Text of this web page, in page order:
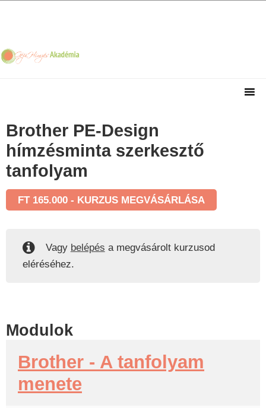
navigation
content
sidebar
Brother PE-Design
hímzésminta szerkesztő
tanfolyam
FT165.000 - KURZUS MEGVÁSÁRLÁSA
Vagy belépés a megvásárolt kurzusod
eléréséhez.
Modulok
Brother - A tanfolyam
menete